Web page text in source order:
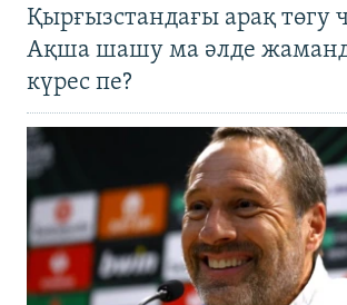
Қырғызстандағы арақ төгу
Ақша шашу ма әлде
күрес пе?